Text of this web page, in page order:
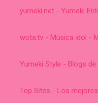
yumeki.net - Yumeki
wota.tv - Música idol -
Yumeki Style - Blogs
Top Sites - Los